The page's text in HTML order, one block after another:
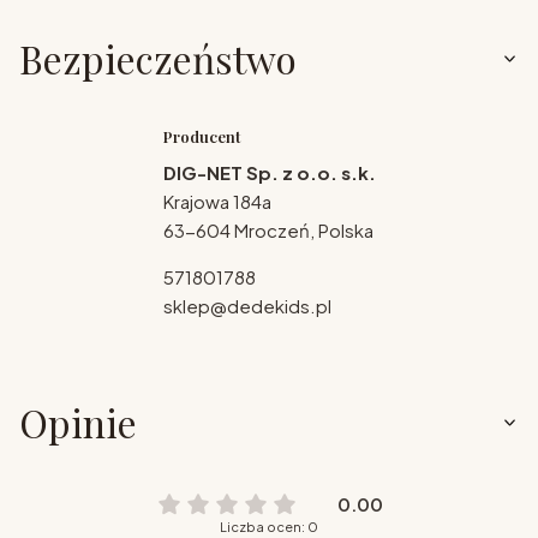
Bezpieczeństwo
Producent
DIG-NET Sp. z o.o. s.k.
Krajowa 184a
63-604 Mroczeń, Polska
571801788
sklep@dedekids.pl
Opinie
0.00
Liczba ocen: 0